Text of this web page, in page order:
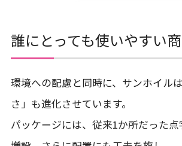
誰にとっても使いやすい
環境への配慮と同時に、サンホイル
さ」も進化させています。
パッケージには、従来1か所だった